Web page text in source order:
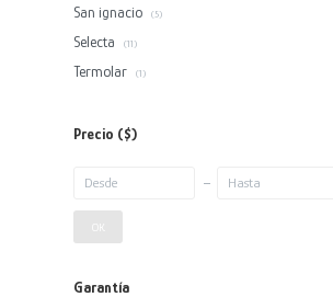
San ignacio (5)
Selecta (11)
Termolar (1)
Precio ($)
Garantía